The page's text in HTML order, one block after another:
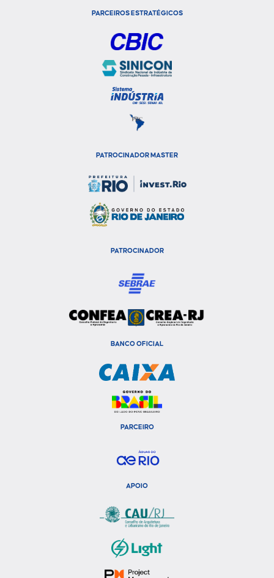
PARCEIROS ESTRATÉGICOS
PATROCINADOR MASTER
PATROCINADOR
BANCO OFICIAL
PARCEIRO
APOIO